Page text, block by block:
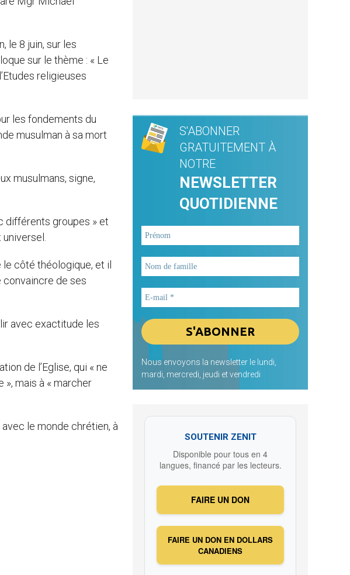
le 8 juin, sur les
sur le thème : « Le
religieuses
les fondements du
musulman à sa mort
musulmans, signe,
différents groupes » et
côté théologique, et il
convaincre de ses
avec exactitude les
de l’Eglise, qui « ne
», mais à « marcher
le monde chrétien, à
S'ABONNER
GRATUITEMENT À
NOTRE
NEWSLETTER
QUOTIDIENNE
Nous envoyons la newsletter le lundi,
mardi, mercredi, jeudi et vendredi
SOUTENIR ZENIT
Disponible pour tous en 4
langues, financé par les lecteurs.
FAIRE UN DON
FAIRE UN DON EN DOLLARS
CANADIENS